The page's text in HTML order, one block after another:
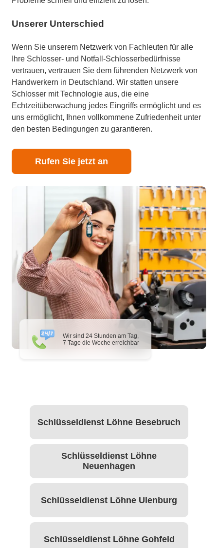
Wir sind 24 Stunden am Tag,
7 Tage die Woche erreichbar
Unserer Unterschied
Wenn Sie unserem Netzwerk von Fachleuten für alle
Ihre Schlosser- und Notfall-Schlosserbedürfnisse
vertrauen, vertrauen Sie dem führenden Netzwerk von
Handwerkern in Deutschland. Wir statten unsere
Schlosser mit Technologie aus, die eine
Echtzeitüberwachung jedes Eingriffs ermöglicht und es
uns ermöglicht, Ihnen vollkommene Zufriedenheit unter
den besten Bedingungen zu garantieren.
Rufen Sie jetzt an
Schlüsseldienst Löhne Besebruch
Schlüsseldienst Löhne
Neuenhagen
Schlüsseldienst Löhne Ulenburg
Schlüsseldienst Löhne Gohfeld